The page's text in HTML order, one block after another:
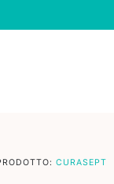
CURASEPT